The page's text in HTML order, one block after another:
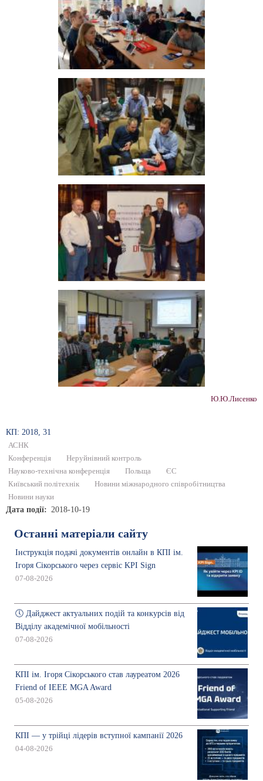
Ю.Ю.Лисенко
КП: 2018, 31
АСНК
Конференція
Неруйнівний контроль
Науково-технічна конференція
Польща
ЄС
Київський політехнік
Новини міжнародного співробітництва
Новини науки
Дата події 2018-10-19
Останні матеріали сайту
Інструкція подачі документів онлайн в КПІ ім.
Ігоря Сікорського через сервіс KPI Sign
07-08-2026
🕔 Дайджест актуальних подій та конкурсів від
Відділу академічної мобільності
07-08-2026
КПІ ім. Ігоря Сікорського став лауреатом 2026
Friend of IEEE MGA Award
05-08-2026
КПІ — у трійці лідерів вступної кампанії 2026
04-08-2026